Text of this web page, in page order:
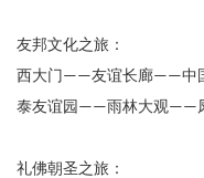
友邦文化之旅：
西大门——友谊长廊——中
泰友谊园 ——雨林大观——
礼佛朝圣之旅：